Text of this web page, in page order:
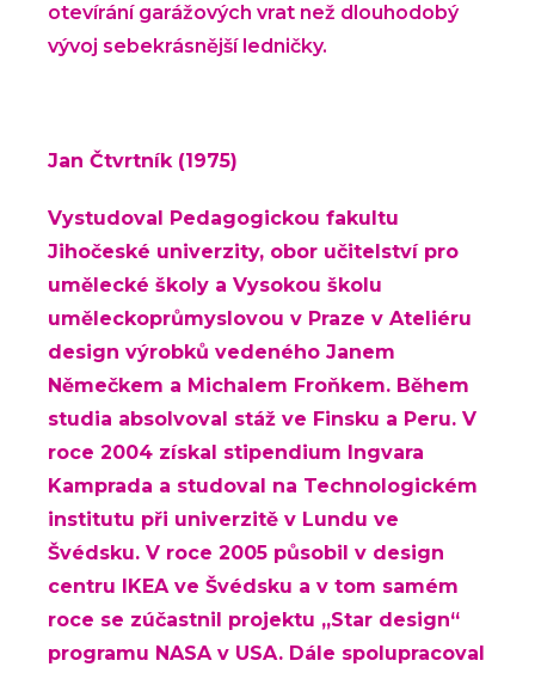
otevírání garážových vrat než dlouhodobý
vývoj sebekrásnější ledničky.
Jan Čtvrtník (1975)
Vystudoval Pedagogickou fakultu
Jihočeské univerzity, obor učitelství pro
umělecké školy a Vysokou školu
uměleckoprůmyslovou v Praze v Ateliéru
design výrobků vedeného Janem
Němečkem a Michalem Froňkem. Během
studia absolvoval stáž ve Finsku a Peru. V
roce 2004 získal stipendium Ingvara
Kamprada a studoval na Technologickém
institutu při univerzitě v Lundu ve
Švédsku. V roce 2005 působil v design
centru IKEA ve Švédsku a v tom samém
roce se zúčastnil projektu „Star design“
programu NASA v USA. Dále spolupracoval